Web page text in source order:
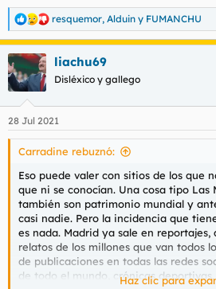
R
e
c
c
e
s
resquemor, Alduin y FUMANCHU
liachu69
Disléxico y gallego
28 Jul 2021
Carradine rebuznó:
Eso puede valer con sitios de los que
que ni se conocían. Una cosa tipo Las
también son patrimonio mundial y
casi nadie. Pero la incidencia que
es nada. Madrid ya sale en reportajes,
relatos de los millones que van todos
de publicaciones en todas las redes
de todo el mundo, crónicas
Haz clic para